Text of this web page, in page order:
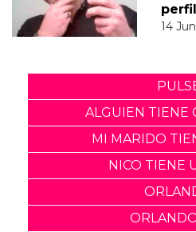
14
ALGUIEN TIENE
MI MARIDO
NICO TIENE